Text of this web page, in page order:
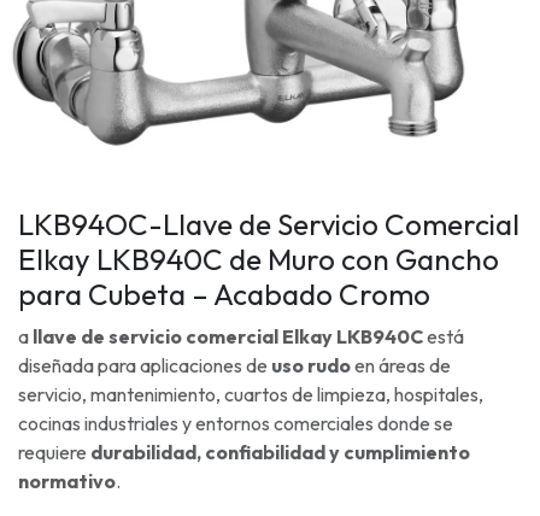
LKB94OC-Llave de Servicio Comercial
Elkay LKB940C de Muro con Gancho
para Cubeta – Acabado Cromo
a llave de servicio comercial Elkay LKB940Cestá
diseñada para aplicaciones de uso rudoen áreas de
servicio, mantenimiento, cuartos de limpieza, hospitales,
cocinas industriales y entornos comerciales donde se
requiere durabilidad, confiabilidad y cumplimiento
normativo.